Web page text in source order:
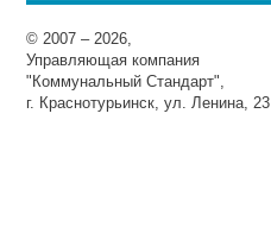
© 2007 – 2026,
Управляющая компания
"Коммунальный Стандарт",
г. Краснотурьинск, ул. Ленина, 23